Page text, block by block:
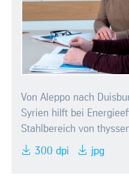
Von Aleppo nach
Syrien hilft bei
Stahlbereich von
300 dpi jpg